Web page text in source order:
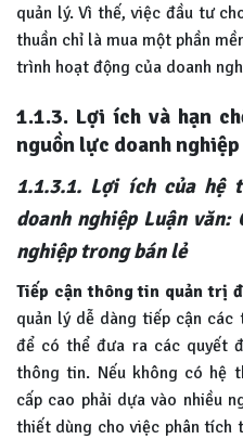
quản lý. Vì thế, việc đầu tư
thuần chỉ là mua một phần
trình hoạt động của doanh
1.1.3. Lợi ích và hạn
nguồn lực doanh nghiệp
1.1.3.1. Lợi ích của hệ
doanh nghiệp Luận
nghiệp trong bán lẻ
Tiếp cận thông tin quản trị
quản lý dễ dàng tiếp cận
để có thể đưa ra các quyết
thông tin. Nếu không có hệ
cấp cao phải dựa vào nhiều
thiết dùng cho việc phân tích